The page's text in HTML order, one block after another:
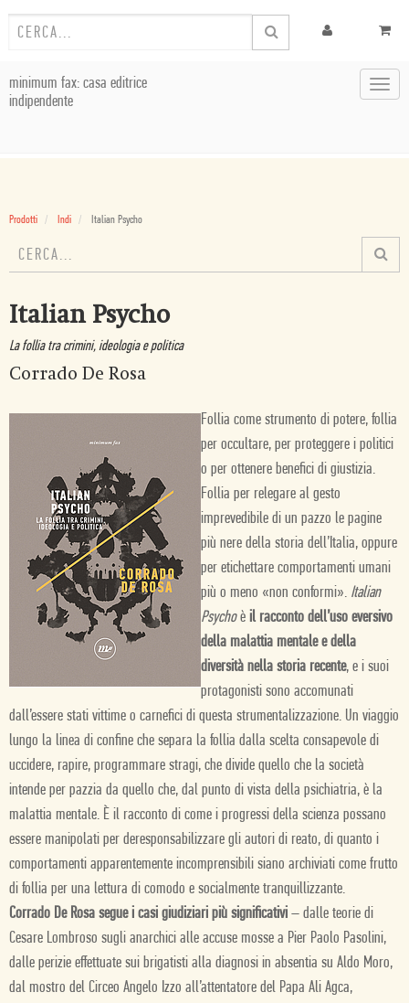
minimum fax: casa editrice
indipendente
Prodotti Indi Italian Psycho
Italian Psycho
La follia tra crimini, ideologia e politica
Corrado De Rosa
Follia come strumento di potere, follia
per occultare, per proteggere i politici
o per ottenere benefici di giustizia.
Follia per relegare al gesto
imprevedibile di un pazzo le pagine
più nere della storia dell’Italia, oppure
per etichettare comportamenti umani
più o meno «non conformi». Italian
Psychoè il racconto dell’uso eversivo
della malattia mentale e della
diversità nella storia recente, e i suoi
protagonisti sono accomunati
dall’essere stati vittime o carnefici di questa strumentalizzazione. Un viaggio
lungo la linea di confine che separa la follia dalla scelta consapevole di
uccidere, rapire, programmare stragi, che divide quello che la società
intende per pazzia da quello che, dal punto di vista della psichiatria, è la
malattia mentale. È il racconto di come i progressi della scienza possano
essere manipolati per deresponsabilizzare gli autori di reato, di quanto i
comportamenti apparentemente incomprensibili siano archiviati come frutto
di follia per una lettura di comodo e socialmente tranquillizzante.
Corrado De Rosa segue i casi giudiziari più significativi – dalle teorie di
Cesare Lombroso sugli anarchici alle accuse mosse a Pier Paolo Pasolini,
dalle perizie effettuate sui brigatisti alla diagnosi in absentia su Aldo Moro,
dal mostro del Circeo Angelo Izzo all’attentatore del Papa Ali Agca,